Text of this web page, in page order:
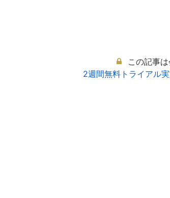
この記事
2週間無料トライアル